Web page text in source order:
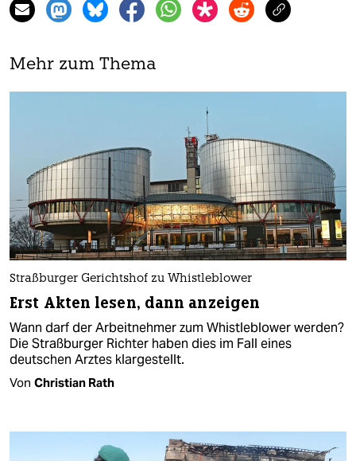
Mehr zum Thema
Straßburger Gerichtshof zu Whistleblower
Erst Akten lesen, dann anzeigen
Wann darf der Arbeitnehmer zum Whistleblower werden?
Die Straßburger Richter haben dies im Fall eines
deutschen Arztes klargestellt.
Von Christian Rath